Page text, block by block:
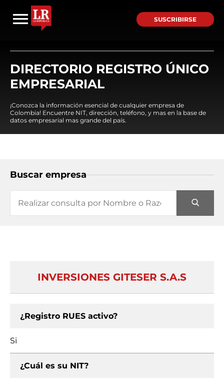
SUSCRIBIRSE
DIRECTORIO REGISTRO ÚNICO
EMPRESARIAL
¡Conozca la información esencial de cualquier empresa de
Colombia! Encuentre NIT, dirección, teléfono, y mas en la base de
datos empresarial mas grande del país.
Buscar empresa
INVERSIONES GITESER S.A.S
¿Registro RUES activo?
Si
¿Cuál es su NIT?